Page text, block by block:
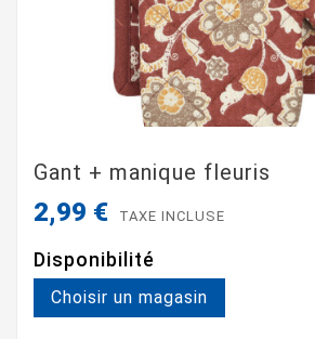
Gant + manique fleuris
2,99 € TAXE INCLUSE
Disponibilité
Choisir un magasin